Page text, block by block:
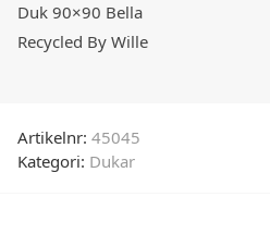
Duk 90×90 Bella
Recycled By Wille
Artikelnr: 45045
Kategori: Dukar